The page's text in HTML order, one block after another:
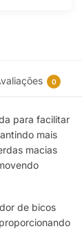
0
para facilitar
mais
macias
de bicos